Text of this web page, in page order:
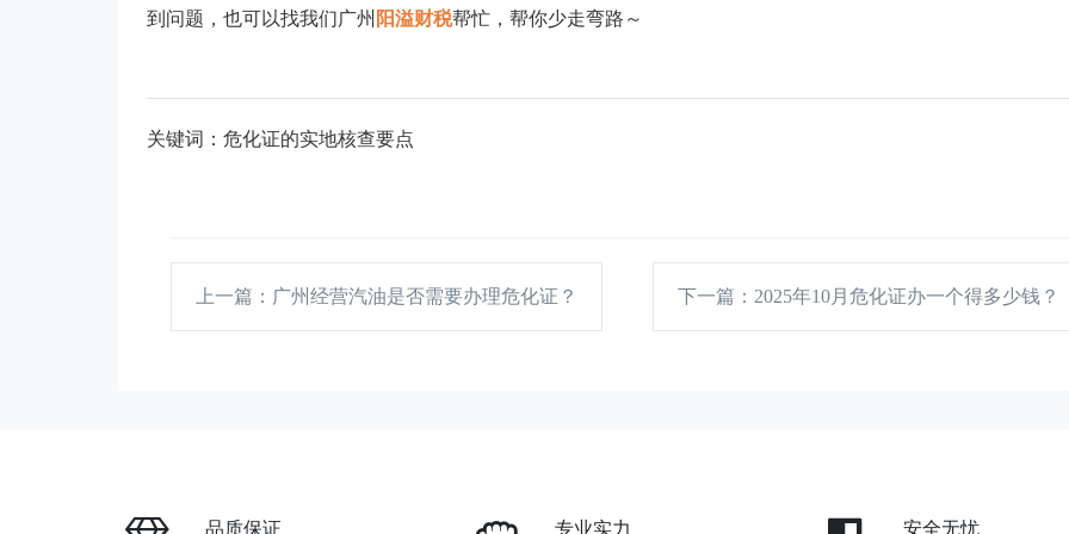
到问题，也可以找我们广州 阳溢财税帮忙，帮你少走弯路～
关键词：危化证的实地核查要点
上一篇 ：广州经营汽油是否需要办理危化证？ 下一篇 ：2025年10月危化证办一个得多少钱？
品质保证 专业实力 安全无忧